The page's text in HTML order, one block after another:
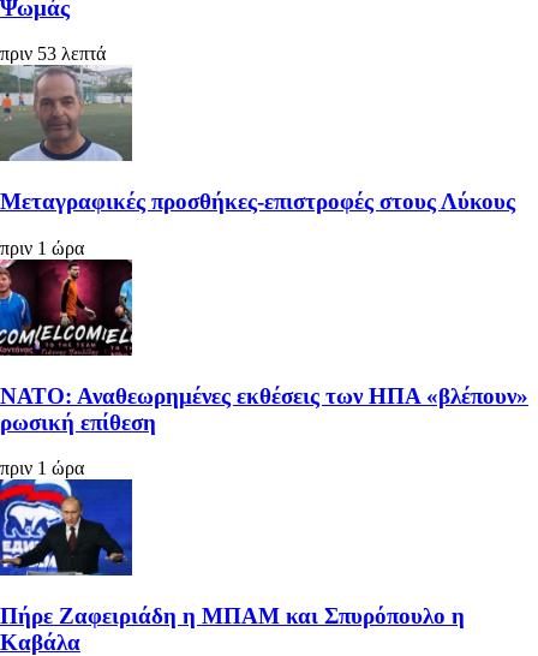
Ψωμάς
πριν 53 λεπτά
Μεταγραφικές προσθήκες-επιστροφές στους Λύκους
πριν 1 ώρα
ΝΑΤΟ: Αναθεωρημένες εκθέσεις των ΗΠΑ «βλέπουν»
ρωσική επίθεση
πριν 1 ώρα
Πήρε Ζαφειριάδη η ΜΠΑΜ και Σπυρόπουλο η
Καβάλα